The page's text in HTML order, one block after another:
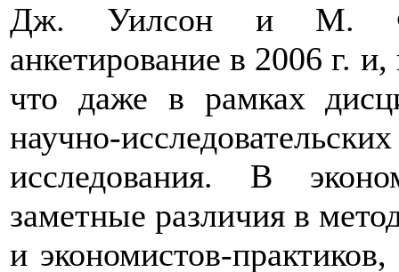
Дж. Уилсон и М.
анкетирование в 2006 г.
что даже в рамках
научно-
исследования. В
заметные различия в
и экономистов-